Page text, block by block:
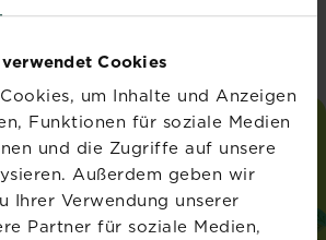
Cookies
um Inhalte und Anzeigen
Funktionen für soziale Medien
und die Zugriffe auf unsere
Außerdem geben wir
Ihrer Verwendung unserer
Partner für soziale Medien,
garten